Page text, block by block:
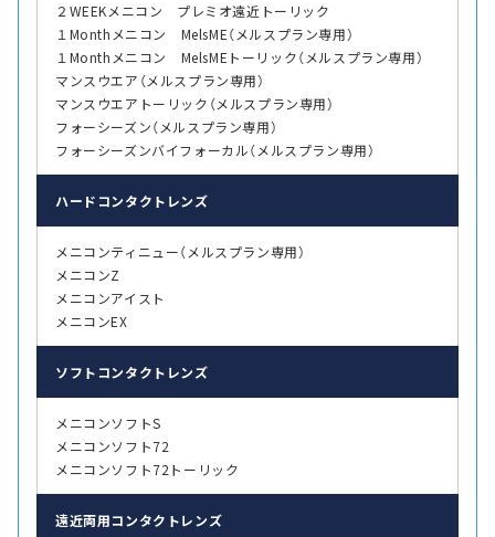
２WEEKメニコン プレミオ遠近トーリック
１Monthメニコン MelsME（メルスプラン専用）
１Monthメニコン MelsMEトーリック（メルスプラン専用）
マンスウエア（メルスプラン専用）
マンスウエアトーリック（メルスプラン専用）
フォーシーズン（メルスプラン専用）
フォーシーズンバイフォーカル（メルスプラン専用）
ハード コンタクトレンズ
メニコンティニュー（メルスプラン専用）
メニコンZ
メニコンアイスト
メニコンEX
ソフト コンタクトレンズ
メニコンソフトS
メニコンソフト72
メニコンソフト72トーリック
遠近両用コンタクトレンズ